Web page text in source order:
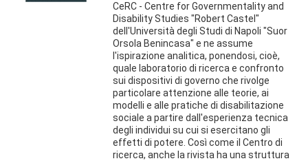
CeRC - Centre for Governmentality and
Disability Studies "Robert Castel"
dell'Università degli Studi di Napoli "Suor
Orsola Benincasa" e ne assume
l'ispirazione analitica, ponendosi, cioè,
quale laboratorio di ricerca e confronto
sui dispositivi di governo che rivolge
particolare attenzione alle teorie, ai
modelli e alle pratiche di disabilitazione
sociale a partire dall'esperienza tecnica
degli individui su cui si esercitano gli
effetti di potere. Così come il Centro di
ricerca, anche la rivista ha una struttura